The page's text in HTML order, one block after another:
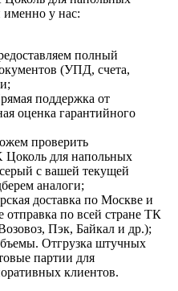
у нас:
полный
(УПД, счета,
поддержка от
оценка гарантийного
проверить
Цоколь для напольных
с вашей текущей
аналоги;
доставка по Москве и
отправка по всей стране ТК
Пэк, Байкал и др.);
Отгрузка штучных
партии для
клиентов.